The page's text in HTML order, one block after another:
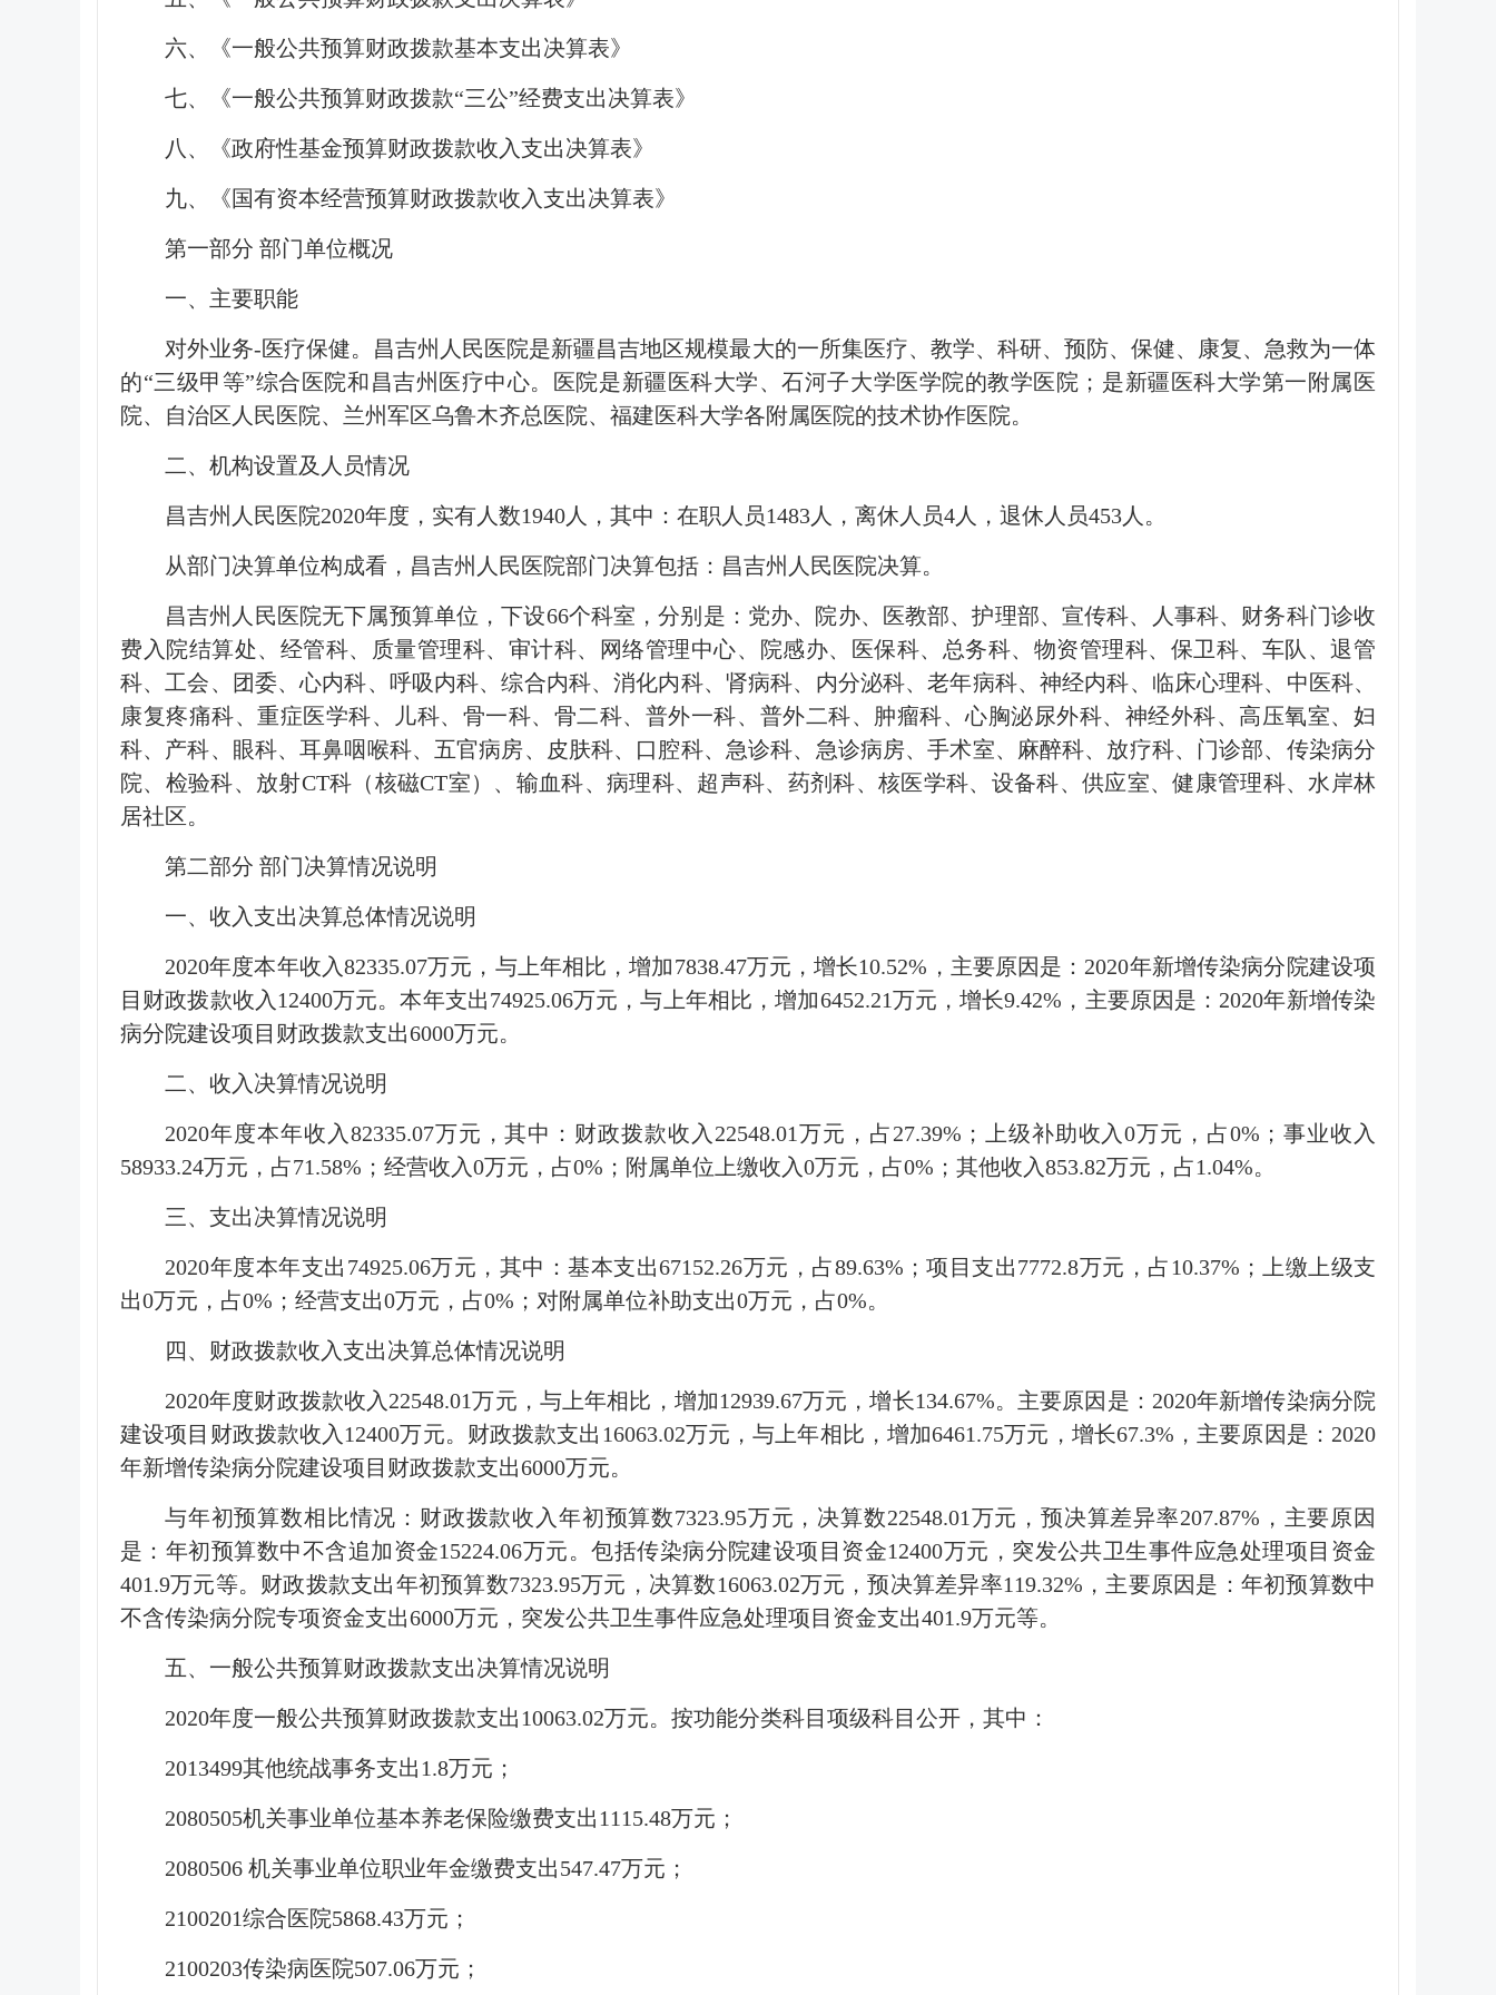
六、《一般公共预算财政拨款基本支出决算表》
七、《一般公共预算财政拨款“三公”经费支出决算表》
八、《政府性基金预算财政拨款收入支出决算表》
九、《国有资本经营预算财政拨款收入支出决算表》
第一部分 部门单位概况
一、主要职能
对外业务-医疗保健。昌吉州人民医院是新疆昌吉地区规模最大的一所集医疗、教学、科研、预防、保健、康复、急救为一体
的“三级甲等”综合医院和昌吉州医疗中心。医院是新疆医科大学、石河子大学医学院的教学医院；是新疆医科大学第一附属医
院、自治区人民医院、兰州军区乌鲁木齐总医院、福建医科大学各附属医院的技术协作医院。
二、机构设置及人员情况
昌吉州人民医院2020年度，实有人数1940人，其中：在职人员1483人，离休人员4人，退休人员453人。
从部门决算单位构成看，昌吉州人民医院部门决算包括：昌吉州人民医院决算。
昌吉州人民医院无下属预算单位，下设66个科室，分别是：党办、院办、医教部、护理部、宣传科、人事科、财务科门诊收
费入院结算处、经管科、质量管理科、审计科、网络管理中心、院感办、医保科、总务科、物资管理科、保卫科、车队、退管
科、工会、团委、心内科、呼吸内科、综合内科、消化内科、肾病科、内分泌科、老年病科、神经内科、临床心理科、中医科、
康复疼痛科、重症医学科、儿科、骨一科、骨二科、普外一科、普外二科、肿瘤科、心胸泌尿外科、神经外科、高压氧室、妇
科、产科、眼科、耳鼻咽喉科、五官病房、皮肤科、口腔科、急诊科、急诊病房、手术室、麻醉科、放疗科、门诊部、传染病分
院、检验科、放射CT科（核磁CT室）、输血科、病理科、超声科、药剂科、核医学科、设备科、供应室、健康管理科、水岸林
居社区。
第二部分 部门决算情况说明
一、收入支出决算总体情况说明
2020年度本年收入82335.07万元，与上年相比，增加7838.47万元，增长10.52%，主要原因是：2020年新增传染病分院建设项
目财政拨款收入12400万元。本年支出74925.06万元，与上年相比，增加6452.21万元，增长9.42%，主要原因是：2020年新增传染
病分院建设项目财政拨款支出6000万元。
二、收入决算情况说明
2020年度本年收入82335.07万元，其中：财政拨款收入22548.01万元，占27.39%；上级补助收入0万元，占0%；事业收入
58933.24万元，占71.58%；经营收入0万元，占0%；附属单位上缴收入0万元，占0%；其他收入853.82万元，占1.04%。
三、支出决算情况说明
2020年度本年支出74925.06万元，其中：基本支出67152.26万元，占89.63%；项目支出7772.8万元，占10.37%；上缴上级支
出0万元，占0%；经营支出0万元，占0%；对附属单位补助支出0万元，占0%。
四、财政拨款收入支出决算总体情况说明
2020年度财政拨款收入22548.01万元，与上年相比，增加12939.67万元，增长134.67%。主要原因是：2020年新增传染病分院
建设项目财政拨款收入12400万元。财政拨款支出16063.02万元，与上年相比，增加6461.75万元，增长67.3%，主要原因是：2020
年新增传染病分院建设项目财政拨款支出6000万元。
与年初预算数相比情况：财政拨款收入年初预算数7323.95万元，决算数22548.01万元，预决算差异率207.87%，主要原因
是：年初预算数中不含追加资金15224.06万元。包括传染病分院建设项目资金12400万元，突发公共卫生事件应急处理项目资金
401.9万元等。财政拨款支出年初预算数7323.95万元，决算数16063.02万元，预决算差异率119.32%，主要原因是：年初预算数中
不含传染病分院专项资金支出6000万元，突发公共卫生事件应急处理项目资金支出401.9万元等。
五、一般公共预算财政拨款支出决算情况说明
2020年度一般公共预算财政拨款支出10063.02万元。按功能分类科目项级科目公开，其中：
2013499其他统战事务支出1.8万元；
2080505机关事业单位基本养老保险缴费支出1115.48万元；
2080506 机关事业单位职业年金缴费支出547.47万元；
2100201综合医院5868.43万元；
2100203传染病医院507.06万元；